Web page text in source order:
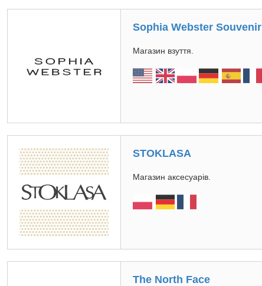
Sophia Webster Souvenir
Магазин взуття.
STOKLASA
Магазин аксесуарів.
The North Face